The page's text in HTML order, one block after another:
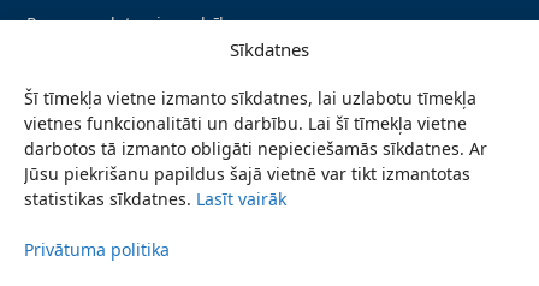
Sīkdatnes
Šī tīmekļa vietne izmanto sīkdatnes, lai uzlabotu tīmekļa
vietnes funkcionalitāti un darbību. Lai šī tīmekļa vietne
darbotos tā izmanto obligāti nepieciešamās sīkdatnes. Ar
Jūsu piekrišanu papildus šajā vietnē var tikt izmantotas
statistikas sīkdatnes. Lasīt vairāk
Privātuma politika
Personas datu aizsardzība
Ziņo par problēmu
Pieteikties jaunumiem
Piekļūstamības paziņojums